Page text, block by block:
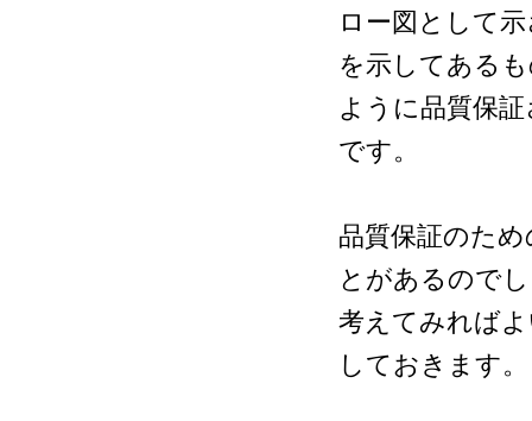
ロー図として
を示してある
ように品質保
です。
品質保証のた
とがあるので
考えてみれば
しておきます